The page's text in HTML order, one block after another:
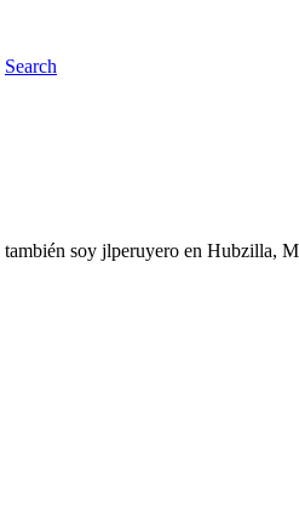
Search
soy jlperuyero en Hubzilla,